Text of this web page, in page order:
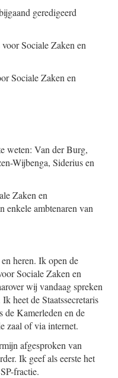
geredigeerd
Sociale Zaken en
Sociale Zaken en
weten: Van der Burg,
Wijbenga, Siderius en
Zaken en
enkele ambtenaren van
heren. Ik open de
Sociale Zaken en
wij vandaag spreken
heet de Staatssecretaris
de Kamerleden en de
zaal of via internet.
afgesproken van
Ik geef als eerste het
fractie.